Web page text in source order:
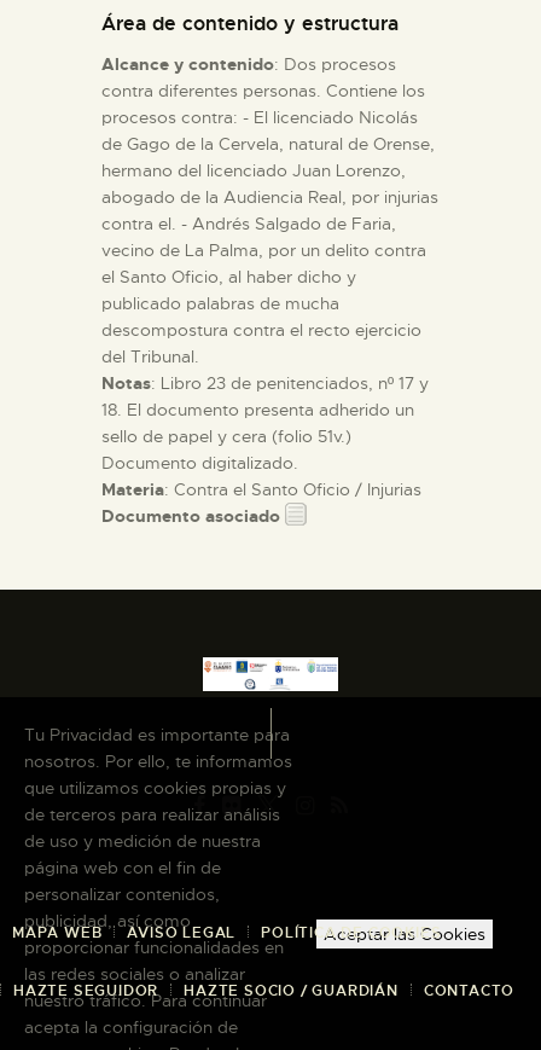
ESPAÑOL
Área de contenido y estructura
Alcance y contenido: Dos procesos
contra diferentes personas. Contiene los
procesos contra: - El licenciado Nicolás
de Gago de la Cervela, natural de Orense,
hermano del licenciado Juan Lorenzo,
abogado de la Audiencia Real, por injurias
contra el. - Andrés Salgado de Faria,
vecino de La Palma, por un delito contra
el Santo Oficio, al haber dicho y
publicado palabras de mucha
descompostura contra el recto ejercicio
del Tribunal.
Notas: Libro 23 de penitenciados, nº 17 y
18. El documento presenta adherido un
sello de papel y cera (folio 51v.)
Documento digitalizado.
Materia: Contra el Santo Oficio / Injurias
Documento asociado
MAPA WEB AVISO LEGAL POLÍTICA DE COOKIES
HAZTE SEGUIDOR HAZTE SOCIO / GUARDIÁN CONTACTO
Tu Privacidad es importante para
nosotros. Por ello, te informamos
que utilizamos cookies propias y
de terceros para realizar análisis
de uso y medición de nuestra
página web con el fin de
personalizar contenidos,
publicidad, así como
proporcionar funcionalidades en
las redes sociales o analizar
nuestro tráfico. Para continuar
acepta la configuración de
Aceptar las Cookies